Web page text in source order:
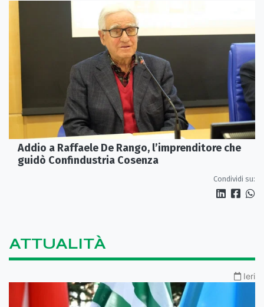
Addio a Raffaele De Rango, l’imprenditore che
guidò Confindustria Cosenza
Condividi su:
ATTUALITÀ
Ieri